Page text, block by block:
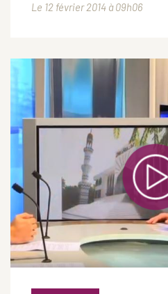
Le 12 février 2014 à 09h06